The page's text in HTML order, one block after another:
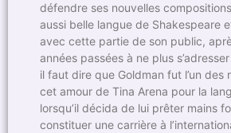
défendre ses nouvelles
aussi belle langue de Shakespeare
avec cette partie de son public,
années passées à ne plus
il faut dire que Goldman fut l’un des
cet amour de Tina Arena pour la
lorsqu’il décida de lui prêter mains
constituer une carrière à